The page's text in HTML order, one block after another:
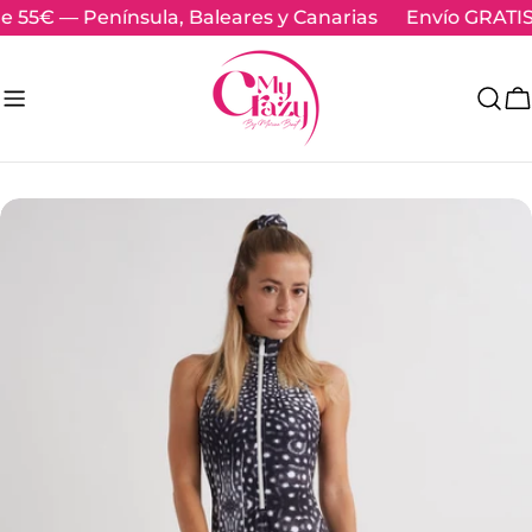
Skip
55€ — Península, Baleares y Canarias Envío
Skip